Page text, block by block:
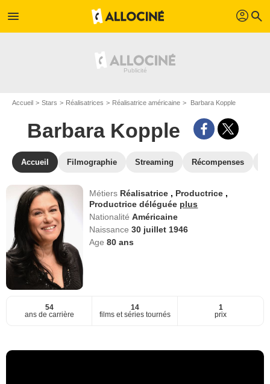
menu profil search
Accueil Stars Réalisatrices Réalisatrice américaine Barbara Kopple
Barbara Kopple
Accueil Filmographie Streaming Récompenses
Métiers Réalisatrice , Productrice ,
Productrice déléguée plus
NationalitéAméricaine
Naissance30 juillet 1946
Age80 ans
54
ans de carrière
14
films et séries tournés
1
prix